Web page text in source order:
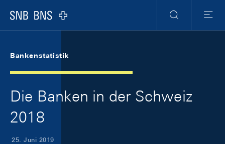
Logo
Suche
Menu
Bankenstatistik
Die Banken in der Schweiz
2018
25. Juni 2019